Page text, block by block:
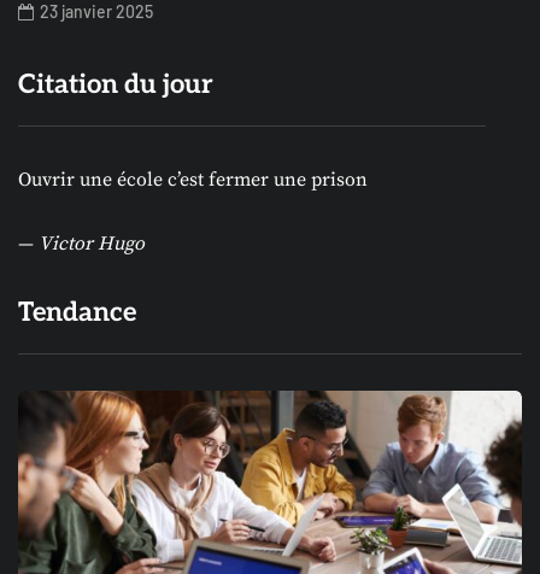
23 janvier 2025
Citation du jour
Ouvrir une école c’est fermer une prison
— Victor Hugo
Tendance